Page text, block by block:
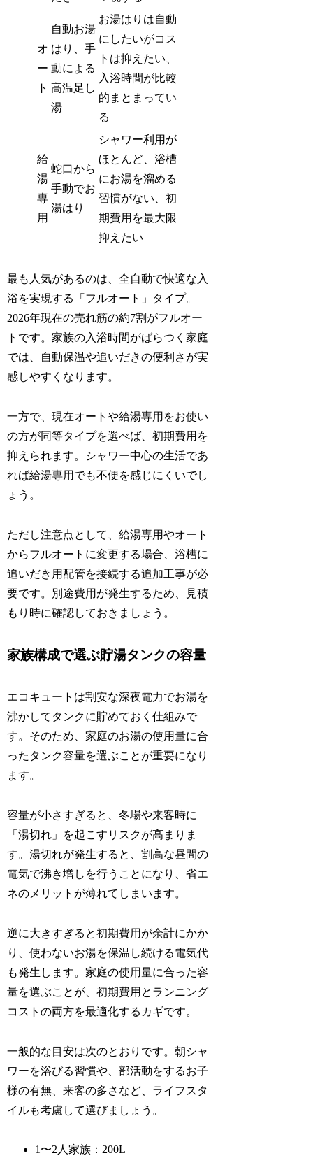
オ
ー
ト
自動お湯
はり、手
動による
高温足し
湯
お湯はりは自動
にしたいがコス
トは抑えたい、
入浴時間が比較
的まとまってい
る
給
湯
専
用
蛇口から
手動でお
湯はり
シャワー利用が
ほとんど、浴槽
にお湯を溜める
習慣がない、初
期費用を最大限
抑えたい
最も人気があるのは、全自動で快適な入
浴を実現する「フルオート」タイプ。
2026年現在の売れ筋の約7割がフルオー
トです。家族の入浴時間がばらつく家庭
では、自動保温や追いだきの便利さが実
感しやすくなります。
一方で、現在オートや給湯専用をお使い
の方が同等タイプを選べば、初期費用を
抑えられます。シャワー中心の生活であ
れば給湯専用でも不便を感じにくいでし
ょう。
ただし注意点として、給湯専用やオート
からフルオートに変更する場合、浴槽に
追いだき用配管を接続する追加工事が必
要です。別途費用が発生するため、見積
もり時に確認しておきましょう。
家族構成で選ぶ貯湯タンクの容量
エコキュートは割安な深夜電力でお湯を
沸かしてタンクに貯めておく仕組みで
す。そのため、家庭のお湯の使用量に合
ったタンク容量を選ぶことが重要になり
ます。
容量が小さすぎると、冬場や来客時に
「湯切れ」を起こすリスクが高まりま
す。湯切れが発生すると、割高な昼間の
電気で沸き増しを行うことになり、省エ
ネのメリットが薄れてしまいます。
逆に大きすぎると初期費用が余計にかか
り、使わないお湯を保温し続ける電気代
も発生します。家庭の使用量に合った容
量を選ぶことが、初期費用とランニング
コストの両方を最適化するカギです。
一般的な目安は次のとおりです。朝シャ
ワーを浴びる習慣や、部活動をするお子
様の有無、来客の多さなど、ライフスタ
イルも考慮して選びましょう。
1〜2人家族：200L